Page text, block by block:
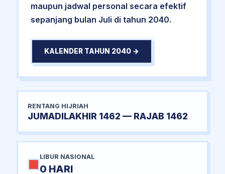
maupun jadwal personal secara efektif
sepanjang bulan Juli di tahun 2040.
KALENDER TAHUN 2040 →
RENTANG HIJRIAH
JUMADILAKHIR 1462 — RAJAB 1462
LIBUR NASIONAL
0 HARI